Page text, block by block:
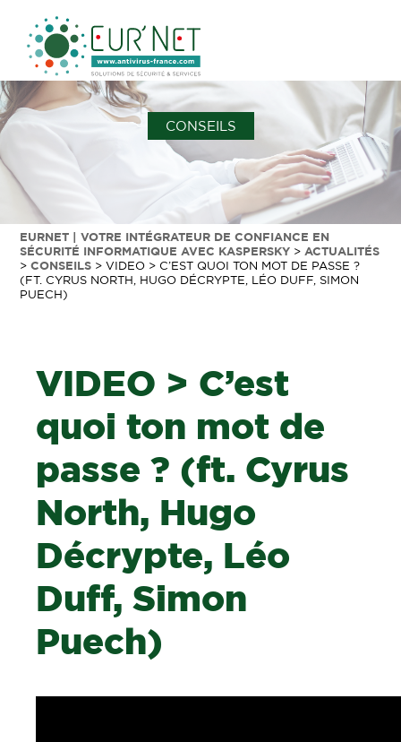
CONSEILS
EURNET | VOTRE INTÉGRATEUR DE CONFIANCE EN
SÉCURITÉ INFORMATIQUE AVEC KASPERSKY >ACTUALITÉS
>CONSEILS >VIDEO > C’EST QUOI TON MOT DE PASSE ?
(FT. CYRUS NORTH, HUGO DÉCRYPTE, LÉO DUFF, SIMON
PUECH)
VIDEO > C’est
quoi ton mot de
passe ? (ft. Cyrus
North, Hugo
Décrypte, Léo
Duff, Simon
Puech)